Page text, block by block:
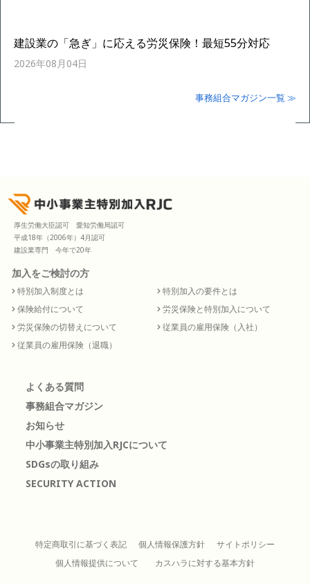
建設業の「急ぎ」に応える労災保険！最短55分対応
2026年08月04日
事務組合マガジン一覧 ≫
厚生労働大臣認可 愛知労働局認可
平成18年（2006年）4月認可
建設業専門 今年で20年
加入をご検討の方
特別加入制度とは
特別加入の要件とは
保険給付について
労災保険と特別加入について
労災保険の切替えについて
従業員の雇用保険（入社）
従業員の雇用保険（退職）
よくある質問
事務組合マガジン
お知らせ
中小事業主特別加入RJCについて
SDGsの取り組み
SECURITY ACTION
特定商取引に基づく表記 個人情報保護方針
サイトポリシー
個人情報提供について
カスハラに対する基本方針